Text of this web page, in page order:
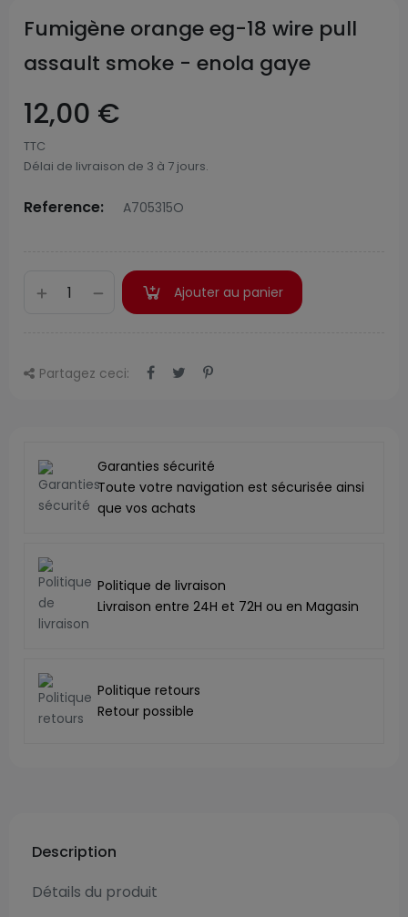
Fumigène orange eg-18 wire pull
assault smoke - enola gaye
12,00 €
TTC
Délai de livraison de 3 à 7 jours.
Reference: A705315O
Ajouter au panier
Partagez ceci:
Garanties sécurité
Toute votre navigation est sécurisée ainsi
que vos achats
Politique de livraison
Livraison entre 24H et 72H ou en Magasin
Politique retours
Retour possible
Description
Détails du produit